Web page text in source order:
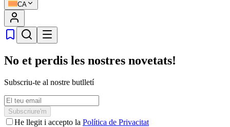
CA
No et perdis les nostres novetats!
Subscriu-te al nostre butlletí
Subscriure'm
He llegit i accepto la Política de Privacitat